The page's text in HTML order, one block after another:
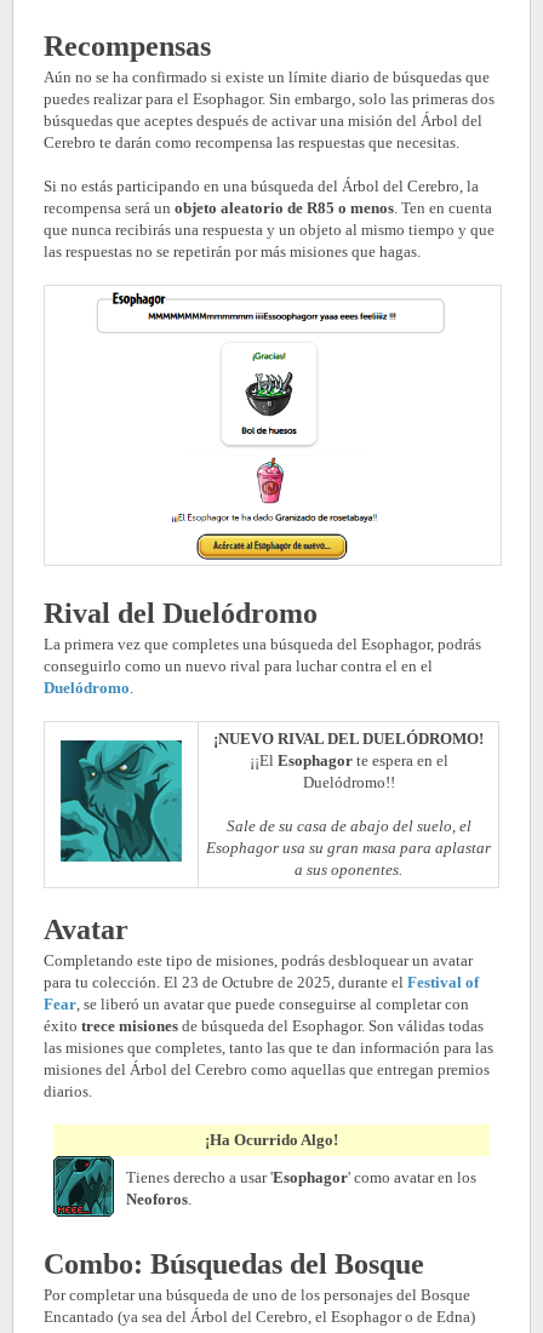
Recompensas
Aún no se ha confirmado si existe un límite diario de búsquedas que
puedes realizar para el Esophagor. Sin embargo, solo las primeras dos
búsquedas que aceptes después de activar una misión del Árbol del
Cerebro te darán como recompensa las respuestas que necesitas.
Si no estás participando en una búsqueda del Árbol del Cerebro, la
recompensa será un objeto aleatorio de R85 o menos . Ten en cuenta
que nunca recibirás una respuesta y un objeto al mismo tiempo y que
las respuestas no se repetirán por más misiones que hagas.
Rival del Duelódromo
La primera vez que completes una búsqueda del Esophagor, podrás
conseguirlo como un nuevo rival para luchar contra el en el
Duelódromo
¡NUEVO RIVAL DEL DUELÓDROMO!
¡¡El Esophagor te espera en el
Duelódromo!!
Sale de su casa de abajo del suelo, el
Esophagor usa su gran masa para aplastar
a sus oponentes.
Avatar
Completando este tipo de misiones, podrás desbloquear un avatar
para tu colección. El 23 de Octubre de 2025, durante el Festival of
Fear , se liberó un avatar que puede conseguirse al completar con
éxito trece misiones de búsqueda del Esophagor. Son válidas todas
las misiones que completes, tanto las que te dan información para las
misiones del Árbol del Cerebro como aquellas que entregan premios
diarios.
¡Ha Ocurrido Algo!
Tienes derecho a usar 'Esophagor' como avatar en los
Neoforos
Combo: Búsquedas del Bosque
Por completar una búsqueda de uno de los personajes del Bosque
Encantado (ya sea del Árbol del Cerebro, el Esophagor o de Edna)